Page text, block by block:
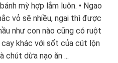
mỳ hợp lắm luôn. • Ngao
vỏ sẽ nhiều, ngai thì được
như con nào cũng có ruột
khác với sốt của cút lộn
chút dừa nạo ăn ...